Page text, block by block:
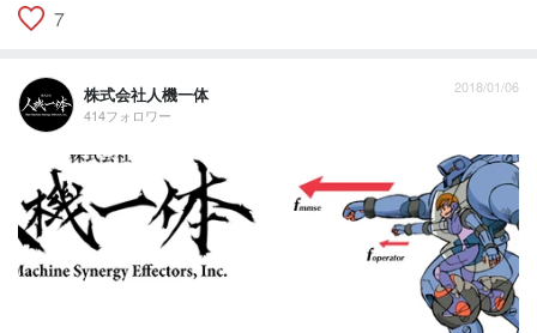
7
株式会社人機一体
414フォロワー
2018/01/06